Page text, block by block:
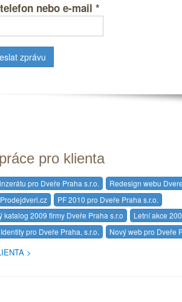
nebo e-mail *
pro klienta
pro Dveře Praha s.r.o.
Redesign webu
PF 2010 pro Dveře Praha s.r.o.
katalog 2009 firmy Dveře Praha s.r.o
Letní akce
pro Dveře Praha, s.r.o.
Nový web pro Dveře